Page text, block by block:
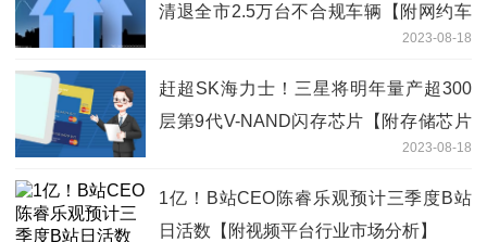
清退全市2.5万台不合规车辆【附网约车
2023-08-18
赶超SK海力士！三星将明年量产超300
层第9代V-NAND闪存芯片【附存储芯片
2023-08-18
1亿！B站CEO陈睿乐观预计三季度B站
日活数【附视频平台行业市场分析】